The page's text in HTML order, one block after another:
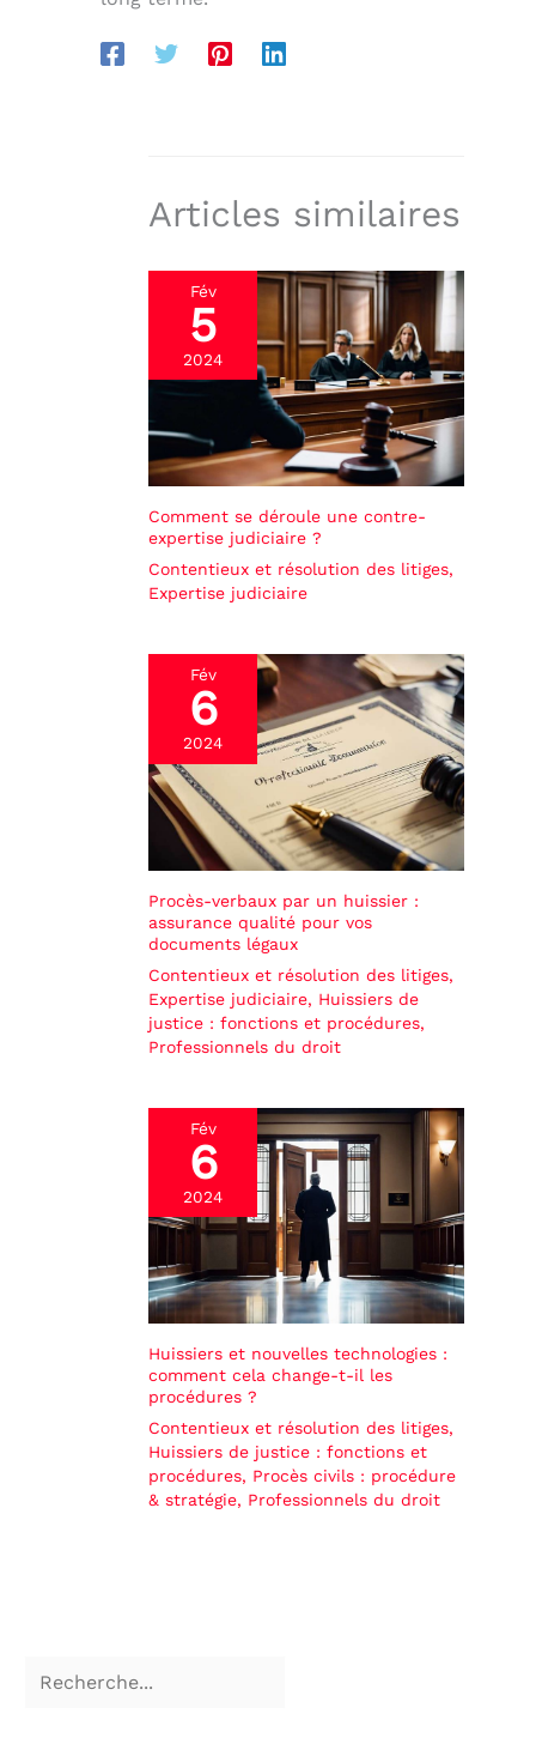
Articles similaires
Fév
5
2024
Comment se déroule une contre-
expertise judiciaire ?
Contentieux et résolution des litiges,
Expertise judiciaire
Fév
6
2024
Procès-verbaux par un huissier :
assurance qualité pour vos
documents légaux
Contentieux et résolution des litiges,
Expertise judiciaire, Huissiers de
justice : fonctions et procédures,
Professionnels du droit
Fév
6
2024
Huissiers et nouvelles technologies :
comment cela change-t-il les
procédures ?
Contentieux et résolution des litiges,
Huissiers de justice : fonctions et
procédures, Procès civils : procédure
& stratégie, Professionnels du droit